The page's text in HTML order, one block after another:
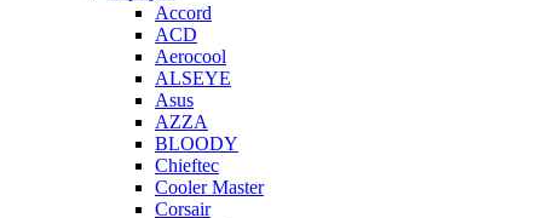
Accord
ACD
Aerocool
ALSEYE
Asus
AZZA
BLOODY
Chieftec
Cooler Master
Corsair